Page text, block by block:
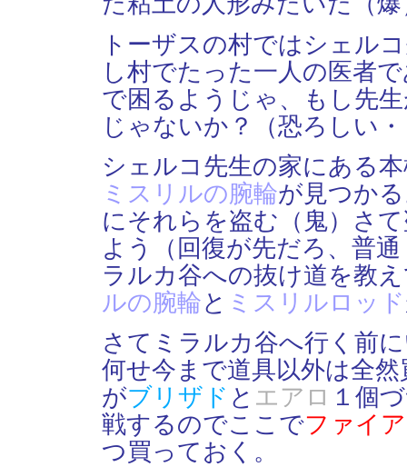
トーザスの村ではシェル
し村でたった一人の医者
で困るようじゃ、もし先
じゃないか？（恐ろしい
シェルコ先生の家にある
ミスリルの腕輪が見つか
にそれらを盗む（鬼）さ
よう（回復が先だろ、普通
ラルカ谷への抜け道を教
ルの腕輪と ミスリルロッド
さてミラルカ谷へ行く前
何せ今まで道具以外は全
がブリザド と エアロ １個
戦するのでここでファイア
つ買っておく。